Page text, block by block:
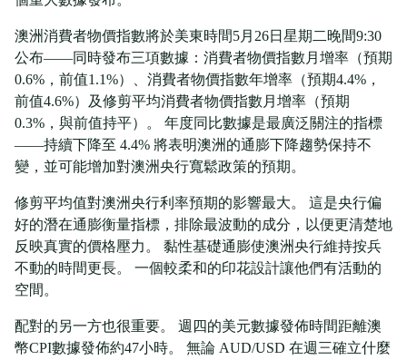
澳洲消費者物價指數將於美東時間5月26日星期二晚間9:30
公布——同時發布三項數據：消費者物價指數月增率（預期
0.6%，前值1.1%）、消費者物價指數年增率（預期4.4%，
前值4.6%）及修剪平均消費者物價指數月增率（預期
0.3%，與前值持平）。 年度同比數據是最廣泛關注的指標
——持續下降至 4.4% 將表明澳洲的通膨下降趨勢保持不
變，並可能增加對澳洲央行寬鬆政策的預期。
修剪平均值對澳洲央行利率預期的影響最大。 這是央行偏
好的潛在通膨衡量指標，排除最波動的成分，以便更清楚地
反映真實的價格壓力。 黏性基礎通膨使澳洲央行維持按兵
不動的時間更長。 一個較柔和的印花設計讓他們有活動的
空間。
配對的另一方也很重要。 週四的美元數據發佈時間距離澳
幣CPI數據發佈約47小時。 無論 AUD/USD 在週三確立什麼